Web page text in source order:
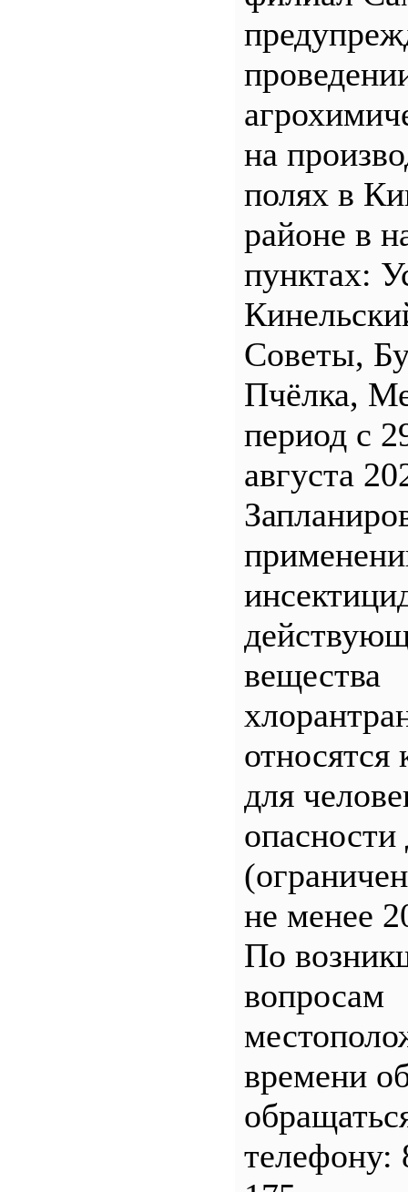
на
полях в
районе в
пунктах:
Советы,
Пчёлка,
период с
августа
вещества
относятся
для
опасности
не менее
По
вопросам
времени
телефону: